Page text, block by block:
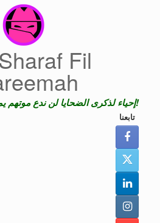
Fil
إحياء لذكرى الضحايا لن ندع موتهم يمر دون عقاب!
تابعنا